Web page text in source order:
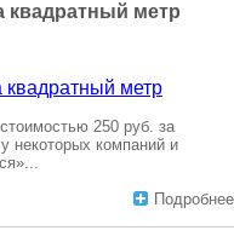
квадратный метр
250 руб. за
некоторых компаний и
Подробнее